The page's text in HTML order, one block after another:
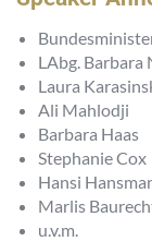
LAbg. Barbara
Laura
Ali Mahlodji
Barbara Haas
Stephanie Cox
Hansi
Marlis
u.v.m.